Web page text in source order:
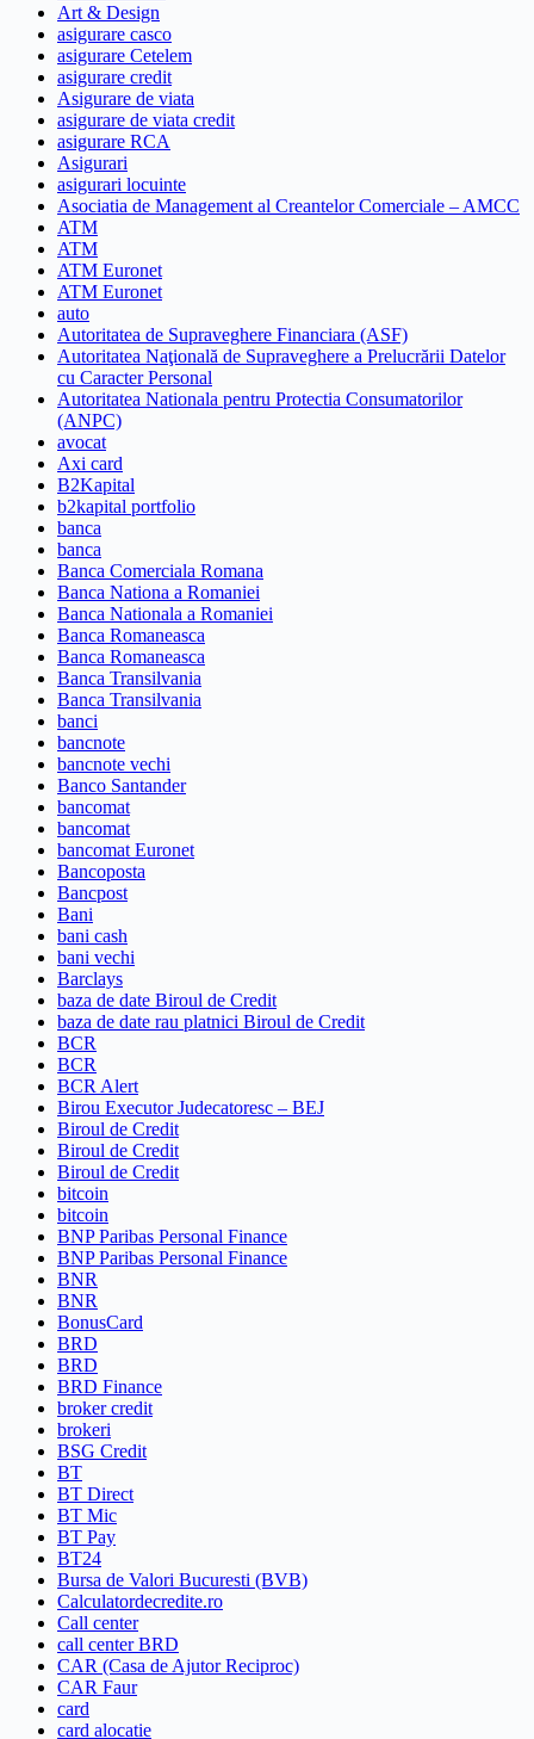
Art & Design
asigurare casco
asigurare Cetelem
asigurare credit
Asigurare de viata
asigurare de viata credit
asigurare RCA
Asigurari
asigurari locuinte
Asociatia de Management al Creantelor Comerciale – AMCC
ATM
ATM
ATM Euronet
ATM Euronet
auto
Autoritatea de Supraveghere Financiara (ASF)
Autoritatea Naţională de Supraveghere a Prelucrării Datelor
cu Caracter Personal
Autoritatea Nationala pentru Protectia Consumatorilor
(ANPC)
avocat
Axi card
B2Kapital
b2kapital portfolio
banca
banca
Banca Comerciala Romana
Banca Nationa a Romaniei
Banca Nationala a Romaniei
Banca Romaneasca
Banca Romaneasca
Banca Transilvania
Banca Transilvania
banci
bancnote
bancnote vechi
Banco Santander
bancomat
bancomat
bancomat Euronet
Bancoposta
Bancpost
Bani
bani cash
bani vechi
Barclays
baza de date Biroul de Credit
baza de date rau platnici Biroul de Credit
BCR
BCR
BCR Alert
Birou Executor Judecatoresc – BEJ
Biroul de Credit
Biroul de Credit
Biroul de Credit
bitcoin
bitcoin
BNP Paribas Personal Finance
BNP Paribas Personal Finance
BNR
BNR
BonusCard
BRD
BRD
BRD Finance
broker credit
brokeri
BSG Credit
BT
BT Direct
BT Mic
BT Pay
BT24
Bursa de Valori Bucuresti (BVB)
Calculatordecredite.ro
Call center
call center BRD
CAR (Casa de Ajutor Reciproc)
CAR Faur
card
card alocatie